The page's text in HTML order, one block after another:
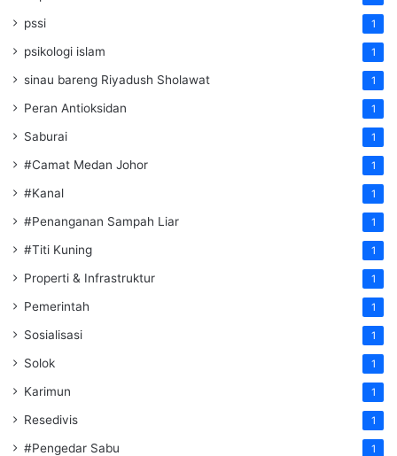
pssi 1
psikologi islam 1
sinau bareng Riyadush Sholawat 1
Peran Antioksidan 1
Saburai 1
#Camat Medan Johor 1
#Kanal 1
#Penanganan Sampah Liar 1
#Titi Kuning 1
Properti & Infrastruktur 1
Pemerintah 1
Sosialisasi 1
Solok 1
Karimun 1
Resedivis 1
#Pengedar Sabu 1